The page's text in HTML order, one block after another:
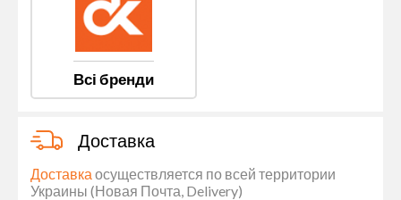
Всі бренди
Доставка
Доставка осуществляется по всей территории
Украины (Новая Почта, Delivery)